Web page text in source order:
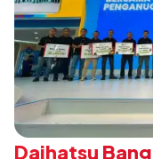
Daihatsu